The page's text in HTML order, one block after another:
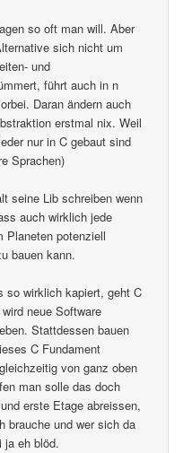
so oft man will. Aber
sich nicht um
und
führt auch in n
Daran ändern auch
erstmal nix. Weil
nur in C gebaut sind
Sprachen)
seine Lib schreiben wenn
auch wirklich jede
Planeten potenziell
bauen kann.
so wirklich kapiert, geht C
neue Software
Stattdessen bauen
C Fundament
von ganz oben
man solle das doch
erste Etage abreissen,
brauche und wer sich da
ja eh blöd.